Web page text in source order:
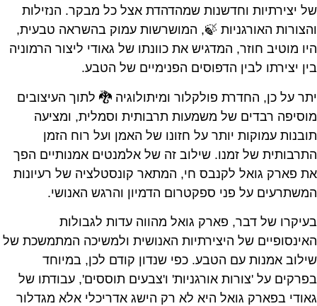
של יצירתיות וחדשנות שמהדהדת אצל כל מבקר. הנזילות
והצורות האורגניות 🍃, המושרשות עמוק בהשראה טבעית,
היו מוטיב חוזר, המדגיש את כוונתו של גאודי ליצור הרמוניה
בין יצירתו לבין הדפוסים הפנימיים של הטבע.
יתר על כן, החדרת פולקלור ומיתולוגיה 🐉 לתוך העיצובים
מוסיפה רבדים של משמעות תרבותית וסמלית, ומציעה
תובנות עמוקות יותר על חזונו של האמן ועל רוח הזמן
התרבותית של זמנו. שילוב זה של אלמנטים אמנותיים הפך
את פארק גואל לקנבס חי, המתאר קונסטלציה של רעיונות
המשתרעים על פני ספקטרום הדמיון והרגש האנושי.
בעיקרו של דבר, פארק גואל מהווה עדות לגבולות
האינסופיים של היצירתיות האנושית ולמשיכה המתמשכת של
שילוב אמנות עם הטבע. כפי שנדון קודם לכן, במיוחד
בפרקים על 'צורות אורגניות' ו'צבעים תוססים', עבודתו של
גאודי בפארק גואל היא לא רק הישג אדריכלי אלא מגדלור